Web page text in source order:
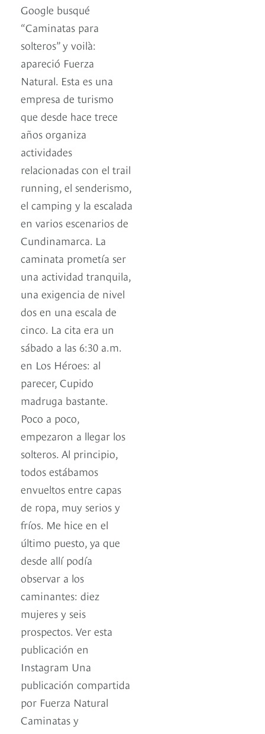
Google busqué
“Caminatas para
solteros” y voilà:
apareció Fuerza
Natural. Esta es una
empresa de turismo
que desde hace trece
años organiza
actividades
relacionadas con el trail
running, el senderismo,
el camping y la escalada
en varios escenarios de
Cundinamarca. La
caminata prometía ser
una actividad tranquila,
una exigencia de nivel
dos en una escala de
cinco. La cita era un
sábado a las 6:30 a.m.
en Los Héroes: al
parecer, Cupido
madruga bastante.
Poco a poco,
empezaron a llegar los
solteros. Al principio,
todos estábamos
envueltos entre capas
de ropa, muy serios y
fríos. Me hice en el
último puesto, ya que
desde allí podía
observar a los
caminantes: diez
mujeres y seis
prospectos. Ver esta
publicación en
Instagram Una
publicación compartida
por Fuerza Natural
Caminatas y